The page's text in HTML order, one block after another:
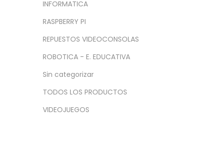
ó
n
INFORMATICA
RASPBERRY PI
REPUESTOS VIDEOCONSOLAS
ROBOTICA - E. EDUCATIVA
Sin categorizar
TODOS LOS PRODUCTOS
VIDEOJUEGOS